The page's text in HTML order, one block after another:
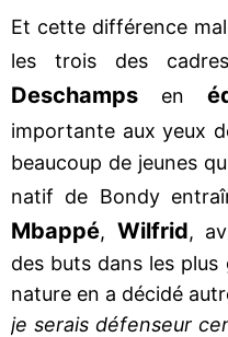
Et cette différence
les trois des
Deschamps
en
importante aux yeux
beaucoup de jeunes
natif de Bondy
Mbappé, Wilfrid,
des buts dans les
nature en a décidé
je serais défenseur